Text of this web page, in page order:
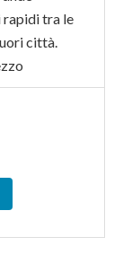
rapidi tra le
città.